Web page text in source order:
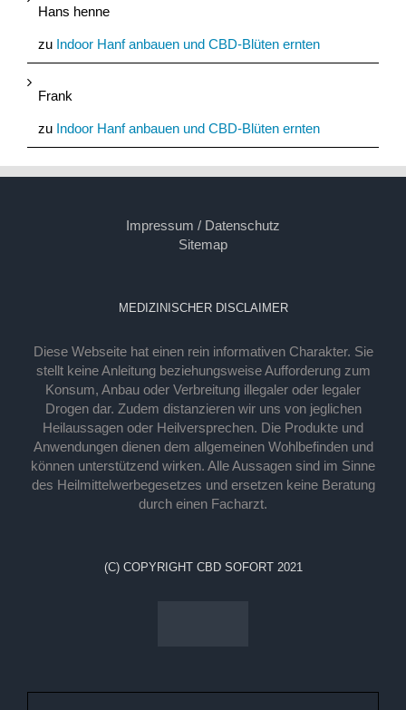
Hans henne
zu Indoor Hanf anbauen und CBD-Blüten ernten
Frank
zu Indoor Hanf anbauen und CBD-Blüten ernten
Impressum / Datenschutz
Sitemap
MEDIZINISCHER DISCLAIMER
Diese Webseite hat einen rein informativen Charakter. Sie
stellt keine Anleitung beziehungsweise Aufforderung zum
Konsum, Anbau oder Verbreitung illegaler oder legaler
Drogen dar. Zudem distanzieren wir uns von jeglichen
Heilaussagen oder Heilversprechen. Die Produkte und
Anwendungen dienen dem allgemeinen Wohlbefinden und
können unterstützend wirken. Alle Aussagen sind im Sinne
des Heilmittelwerbegesetzes und ersetzen keine Beratung
durch einen Facharzt.
(C) COPYRIGHT CBD SOFORT 2021